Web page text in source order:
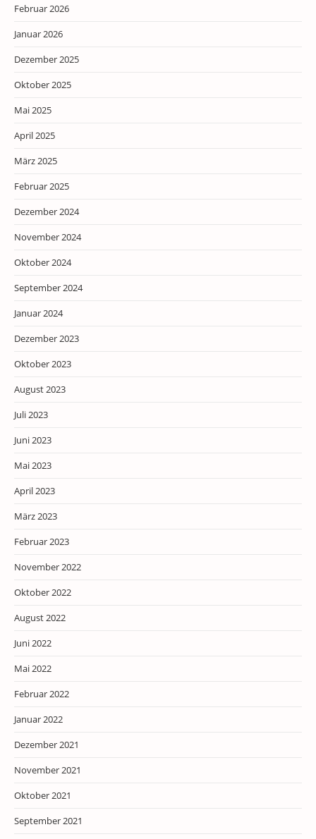
Februar 2026
Januar 2026
Dezember 2025
Oktober 2025
Mai 2025
April 2025
März 2025
Februar 2025
Dezember 2024
November 2024
Oktober 2024
September 2024
Januar 2024
Dezember 2023
Oktober 2023
August 2023
Juli 2023
Juni 2023
Mai 2023
April 2023
März 2023
Februar 2023
November 2022
Oktober 2022
August 2022
Juni 2022
Mai 2022
Februar 2022
Januar 2022
Dezember 2021
November 2021
Oktober 2021
September 2021